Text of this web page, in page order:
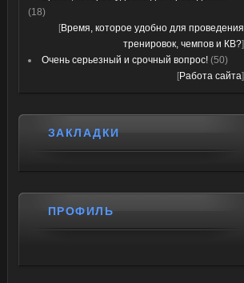
(18)
[Время, которое удобно для проведения
тренировок, чемпов и КВ?]
Очень серьезный и срочный вопрос! (50)
[Работа сайта]
ЗАКЛАДКИ
ПРОФИЛЬ